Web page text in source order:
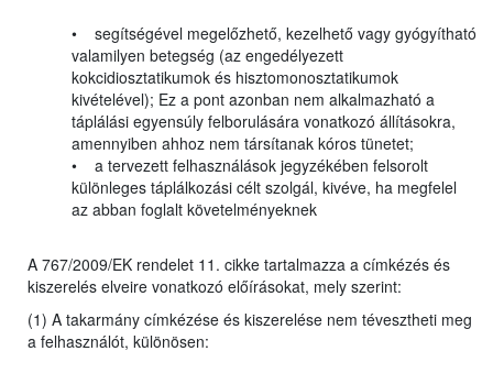
• segítségével megelőzhető, kezelhető vagy gyógyítható
valamilyen betegség (az engedélyezett
kokcidiosztatikumok és hisztomonosztatikumok
kivételével); Ez a pont azonban nem alkalmazható a
táplálási egyensúly felborulására vonatkozó állításokra,
amennyiben ahhoz nem társítanak kóros tünetet;
• a tervezett felhasználások jegyzékében felsorolt
különleges táplálkozási célt szolgál, kivéve, ha megfelel
az abban foglalt követelményeknek
A 767/2009/EK rendelet 11. cikke tartalmazza a címkézés és
kiszerelés elveire vonatkozó előírásokat, mely szerint:
(1) A takarmány címkézése és kiszerelése nem tévesztheti meg
a felhasználót, különösen: